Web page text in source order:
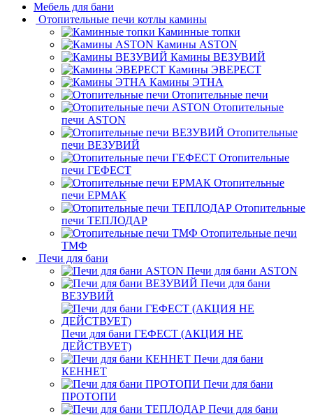
Мебель для бани
Отопительные печи котлы камины
Каминные топки
Камины ASTON
Камины ВЕЗУВИЙ
Камины ЭВЕРЕСТ
Камины ЭТНА
Отопительные печи
Отопительные
печи ASTON
Отопительные
печи ВЕЗУВИЙ
Отопительные
печи ГЕФЕСТ
Отопительные
печи ЕРМАК
Отопительные
печи ТЕПЛОДАР
Отопительные печи
ТМФ
Печи для бани
Печи для бани ASTON
Печи для бани
ВЕЗУВИЙ
Печи для бани ГЕФЕСТ (АКЦИЯ НЕ
ДЕЙСТВУЕТ)
Печи для бани
КЕННЕТ
Печи для бани
ПРОТОПИ
Печи для бани